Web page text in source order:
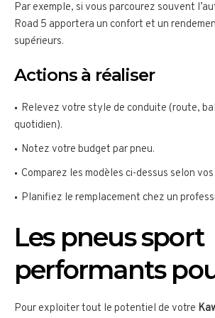
Par exemple, si vous parcourez souvent
Road 5 apportera un confort et un
supérieurs.
Actions à réaliser
Relevez votre style de conduite (route,
quotidien).
Notez votre budget par pneu.
Comparez les modèles ci-dessus selon
Planifiez le remplacement chez un
Les pneus sport
performants
Pour exploiter tout le potentiel de votre